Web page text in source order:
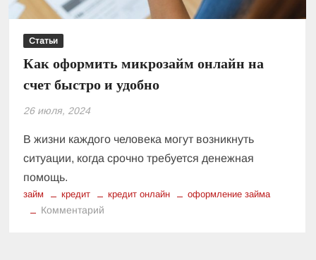
Статьи
Как оформить микрозайм онлайн на
счет быстро и удобно
26 июля, 2024
В жизни каждого человека могут возникнуть
ситуации, когда срочно требуется денежная
помощь.
займ кредит кредит онлайн оформление займа
Комментарий